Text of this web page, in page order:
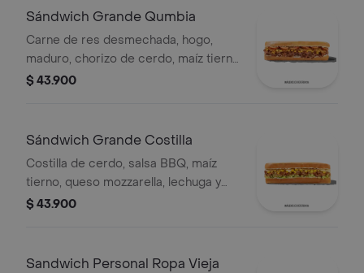
Sándwich Grande Qumbia
Carne de res desmechada, hogo,
maduro, chorizo de cerdo, maíz tierno
y salsa Qbano.
$ 43.900
Sándwich Grande Costilla
Costilla de cerdo, salsa BBQ, maíz
tierno, queso mozzarella, lechuga y
salsa Qbano.
$ 43.900
Sandwich Personal Ropa Vieja